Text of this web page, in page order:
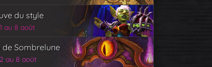
du style
au 8 août
de Sombrelune
au 8 août